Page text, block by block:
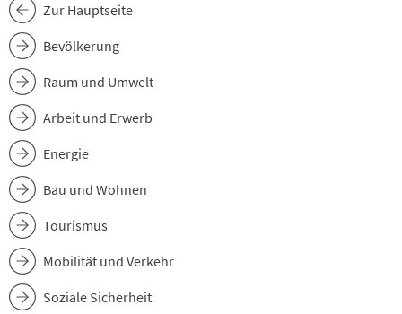
Zur Hauptseite
Bevölkerung
Raum und Umwelt
Arbeit und Erwerb
Energie
Bau und Wohnen
Tourismus
Mobilität und Verkehr
Soziale Sicherheit